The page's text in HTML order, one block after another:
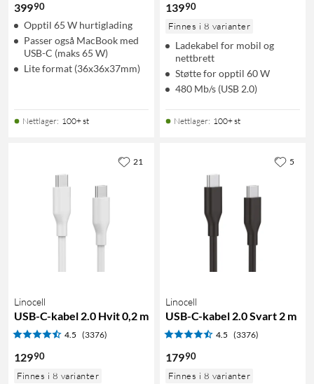
39990
Opptil 65 W hurtiglading
Passer også MacBook med
USB-C (maks 65 W)
Lite format (36x36x37mm)
Nettlager: 100+ st
13990
Finnes i 8 varianter
Ladekabel for mobil og
nettbrett
Støtte for opptil 60 W
480 Mb/s (USB 2.0)
Nettlager: 100+ st
Linocell
USB-C-kabel 2.0 Hvit 0,2 m
4.5 (3376)
12990
Finnes i 8 varianter
21
Linocell
USB-C-kabel 2.0 Svart 2 m
4.5 (3376)
17990
Finnes i 8 varianter
5